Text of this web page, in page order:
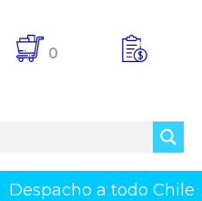
0
Despacho a todo Chile